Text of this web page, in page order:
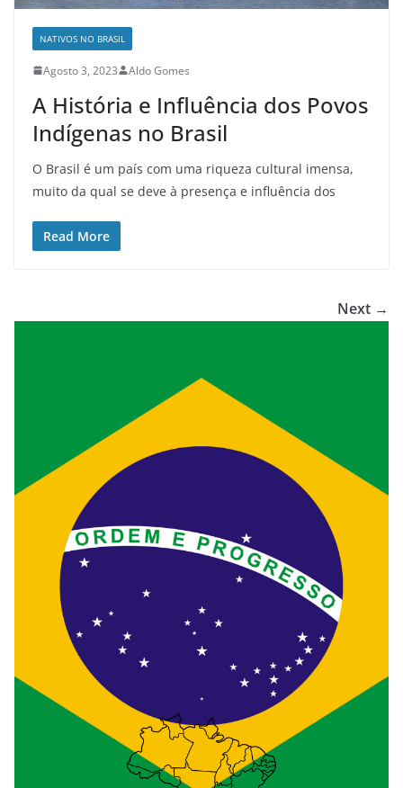
NATIVOS NO BRASIL
Agosto 3, 2023 Aldo Gomes
A História e Influência dos Povos
Indígenas no Brasil
O Brasil é um país com uma riqueza cultural imensa,
muito da qual se deve à presença e influência dos
Read More
Next →